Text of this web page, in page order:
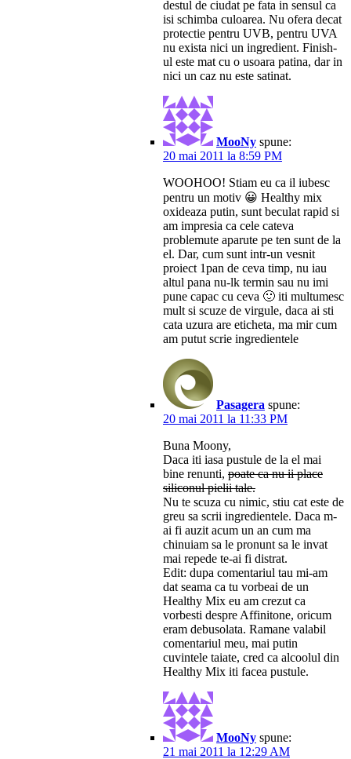
destul de ciudat pe fata in sensul ca
isi schimba culoarea. Nu ofera decat
protectie pentru UVB, pentru UVA
nu exista nici un ingredient. Finish-
ul este mat cu o usoara patina, dar in
nici un caz nu este satinat.
MooNy spune:
20 mai 2011 la 8:59 PM
WOOHOO! Stiam eu ca il iubesc
pentru un motiv 😀 Healthy mix
oxideaza putin, sunt beculat rapid si
am impresia ca cele cateva
problemute aparute pe ten sunt de la
el. Dar, cum sunt intr-un vesnit
proiect 1pan de ceva timp, nu iau
altul pana nu-lk termin sau nu imi
pune capac cu ceva 🙂 iti multumesc
mult si scuze de virgule, daca ai sti
cata uzura are eticheta, ma mir cum
am putut scrie ingredientele
Pasagera spune:
20 mai 2011 la 11:33 PM
Buna Moony,
Daca iti iasa pustule de la el mai
bine renunti, poate ca nu ii place
siliconul pielii tale.
Nu te scuza cu nimic, stiu cat este de
greu sa scrii ingredientele. Daca m-
ai fi auzit acum un an cum ma
chinuiam sa le pronunt sa le invat
mai repede te-ai fi distrat.
Edit: dupa comentariul tau mi-am
dat seama ca tu vorbeai de un
Healthy Mix eu am crezut ca
vorbesti despre Affinitone, oricum
eram debusolata. Ramane valabil
comentariul meu, mai putin
cuvintele taiate, cred ca alcoolul din
Healthy Mix iti facea pustule.
MooNy spune:
21 mai 2011 la 12:29 AM